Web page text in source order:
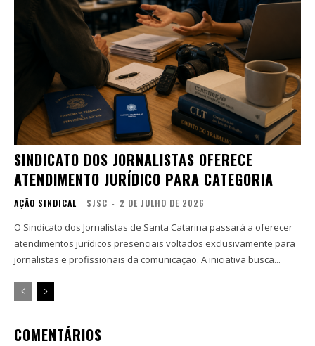
SINDICATO DOS JORNALISTAS OFERECE
ATENDIMENTO JURÍDICO PARA CATEGORIA
AÇÃO SINDICAL SJSC - 2 DE JULHO DE 2026
O Sindicato dos Jornalistas de Santa Catarina passará a oferecer
atendimentos jurídicos presenciais voltados exclusivamente para
jornalistas e profissionais da comunicação. A iniciativa busca...
COMENTÁRIOS